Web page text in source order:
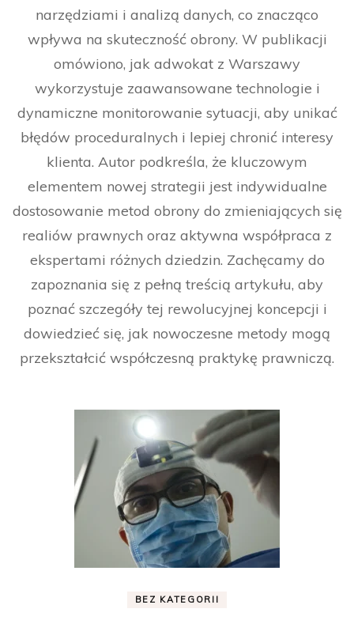
narzędziami i analizą danych, co znacząco
wpływa na skuteczność obrony. W publikacji
omówiono, jak adwokat z Warszawy
wykorzystuje zaawansowane technologie i
dynamiczne monitorowanie sytuacji, aby unikać
błędów proceduralnych i lepiej chronić interesy
klienta. Autor podkreśla, że kluczowym
elementem nowej strategii jest indywidualne
dostosowanie metod obrony do zmieniających się
realiów prawnych oraz aktywna współpraca z
ekspertami różnych dziedzin. Zachęcamy do
zapoznania się z pełną treścią artykułu, aby
poznać szczegóły tej rewolucyjnej koncepcji i
dowiedzieć się, jak nowoczesne metody mogą
przekształcić współczesną praktykę prawniczą.
BEZ KATEGORII